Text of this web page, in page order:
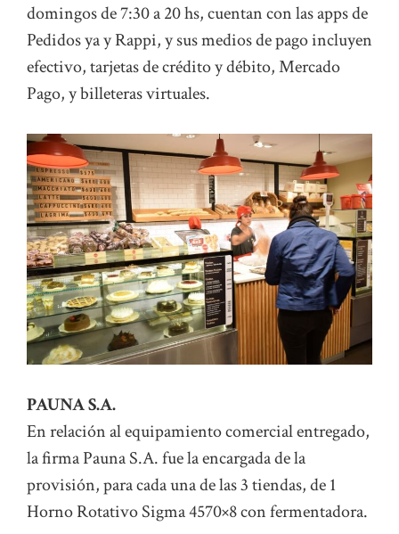
domingos de 7:30 a 20 hs, cuentan con las apps de
Pedidos ya y Rappi, y sus medios de pago incluyen
efectivo, tarjetas de crédito y débito, Mercado
Pago, y billeteras virtuales.
PAUNA S.A.
En relación al equipamiento comercial entregado,
la firma Pauna S.A. fue la encargada de la
provisión, para cada una de las 3 tiendas, de 1
Horno Rotativo Sigma 4570×8 con fermentadora.